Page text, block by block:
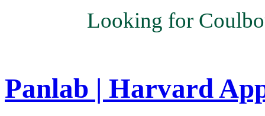
Looking for
Panlab | Harvard